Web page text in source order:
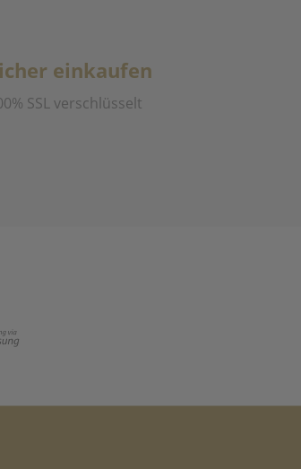
einkaufen
SSL verschlüsselt